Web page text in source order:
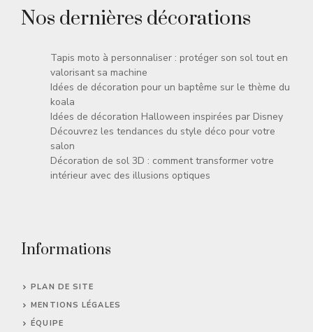
Nos dernières décorations
Tapis moto à personnaliser : protéger son sol tout en
valorisant sa machine
Idées de décoration pour un baptême sur le thème du
koala
Idées de décoration Halloween inspirées par Disney
Découvrez les tendances du style déco pour votre
salon
Décoration de sol 3D : comment transformer votre
intérieur avec des illusions optiques
Informations
PLAN DE SITE
MENTIONS LÉGALES
ÉQUIPE